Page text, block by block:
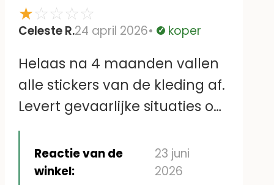
★☆☆☆☆
Celeste R.24 april 2026 Geverifieerd
koper
Helaas na 4 maanden vallen
alle stickers van de kleding af.
Levert gevaarlijke situaties op
zoals losse stickers in het
bedje, die de baby in het
mondje wil stoppen
Reactie van de
winkel:
23 juni
2026